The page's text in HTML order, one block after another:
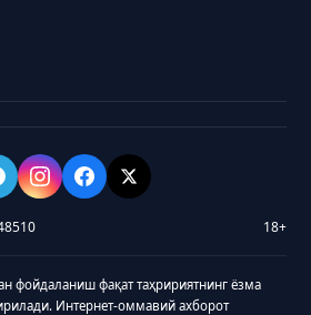
18+
фойдаланиш фақат таҳририятнинг ёзма
Интернет-оммавий ахборот